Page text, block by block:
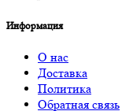
Информация
О нас
Доставка
Политика
Обратная связь